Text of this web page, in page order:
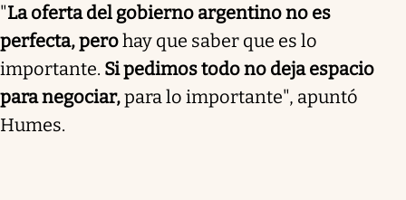
"La oferta del gobierno argentino no es
perfecta, perohay que saber que es lo
importante. Si pedimos todo no deja espacio
para negociar,para lo importante", apuntó
Humes.